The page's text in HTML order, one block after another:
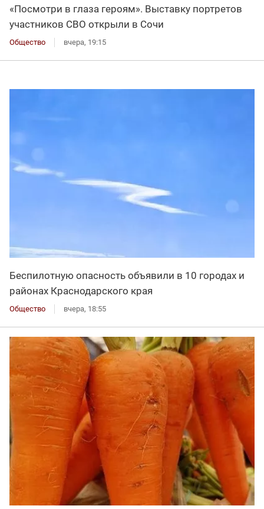
«Посмотри в глаза героям». Выставку портретов
участников СВО открыли в Сочи
Общество вчера, 19:15
Беспилотную опасность объявили в 10 городах и
районах Краснодарского края
Общество вчера, 18:55